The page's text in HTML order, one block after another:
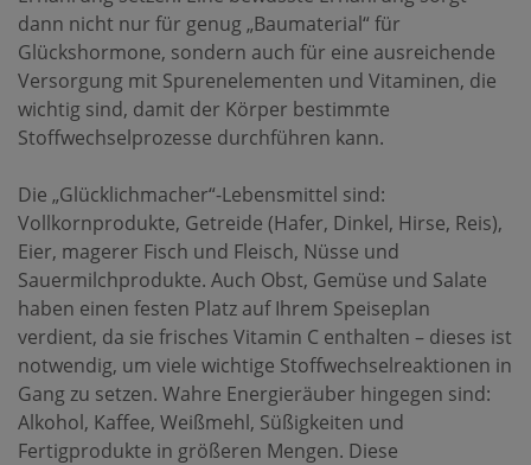
dann nicht nur für genug „Baumaterial“ für
Glückshormone, sondern auch für eine ausreichende
Versorgung mit Spurenelementen und Vitaminen, die
wichtig sind, damit der Körper bestimmte
Stoffwechselprozesse durchführen kann.
Die „Glücklichmacher“-Lebensmittel sind:
Vollkornprodukte, Getreide (Hafer, Dinkel, Hirse, Reis),
Eier, magerer Fisch und Fleisch, Nüsse und
Sauermilchprodukte. Auch Obst, Gemüse und Salate
haben einen festen Platz auf Ihrem Speiseplan
verdient, da sie frisches Vitamin C enthalten – dieses ist
notwendig, um viele wichtige Stoffwechselreaktionen in
Gang zu setzen. Wahre Energieräuber hingegen sind:
Alkohol, Kaffee, Weißmehl, Süßigkeiten und
Fertigprodukte in größeren Mengen. Diese